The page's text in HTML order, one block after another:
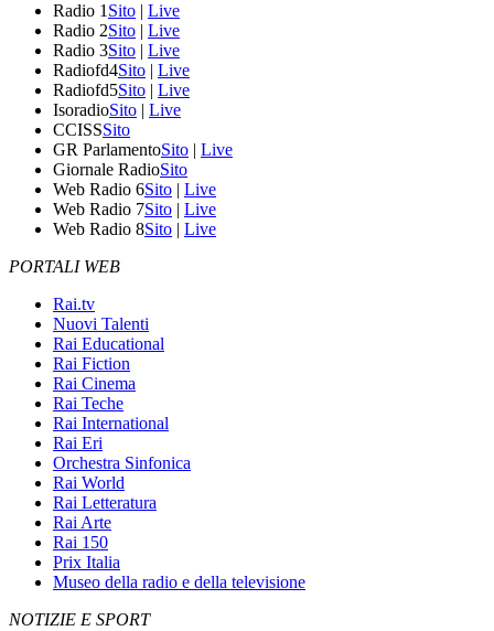
Radio 1 Sito | Live
Radio 2Sito | Live
Radio 3Sito | Live
Radiofd4Sito | Live
Radiofd5Sito | Live
IsoradioSito | Live
CCISSSito
GR ParlamentoSito | Live
Giornale RadioSito
Web Radio 6Sito | Live
Web Radio 7Sito | Live
Web Radio 8Sito | Live
PORTALI WEB
Rai.tv
Nuovi Talenti
Rai Educational
Rai Fiction
Rai Cinema
Rai Teche
Rai International
Rai Eri
Orchestra Sinfonica
Rai World
Rai Letteratura
Rai Arte
Rai 150
Prix Italia
Museo della radio e della televisione
NOTIZIE E SPORT